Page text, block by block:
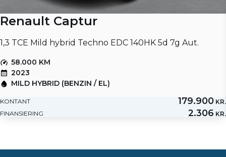
Renault Captur
1,3 TCE Mild hybrid Techno EDC 140HK 5d 7g Aut.
58.000 KM
2023
MILD HYBRID (BENZIN / EL)
KONTANT 179.900 KR.
FINANSIERING
2.306 KR.